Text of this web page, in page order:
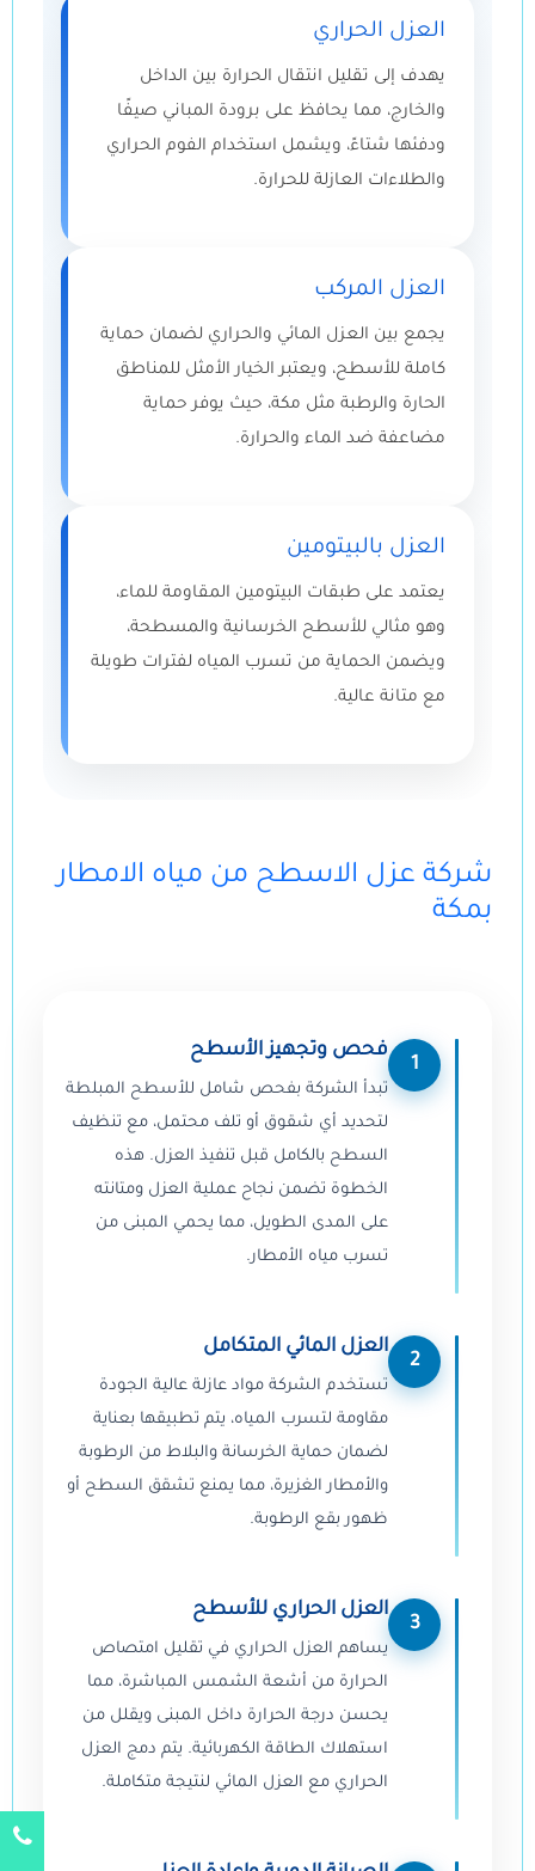
العزل الحراري
يهدف إلى تقليل انتقال الحرارة بين الداخل
والخارج، مما يحافظ على برودة المباني صيفًا
ودفئها شتاءً، ويشمل استخدام الفوم الحراري
والطلاءات العازلة للحرارة.
العزل المركب
يجمع بين العزل المائي والحراري لضمان حماية
كاملة للأسطح، ويعتبر الخيار الأمثل للمناطق
الحارة والرطبة مثل مكة، حيث يوفر حماية
مضاعفة ضد الماء والحرارة.
العزل بالبيتومين
يعتمد على طبقات البيتومين المقاومة للماء،
وهو مثالي للأسطح الخرسانية والمسطحة،
ويضمن الحماية من تسرب المياه لفترات طويلة
مع متانة عالية.
شركة عزل الاسطح من مياه الامطار
بمكة
1
فحص وتجهيز الأسطح
تبدأ الشركة بفحص شامل للأسطح المبلطة
لتحديد أي شقوق أو تلف محتمل، مع تنظيف
السطح بالكامل قبل تنفيذ العزل. هذه
الخطوة تضمن نجاح عملية العزل ومتانته
على المدى الطويل، مما يحمي المبنى من
تسرب مياه الأمطار.
2
العزل المائي المتكامل
تستخدم الشركة مواد عازلة عالية الجودة
مقاومة لتسرب المياه، يتم تطبيقها بعناية
لضمان حماية الخرسانة والبلاط من الرطوبة
والأمطار الغزيرة، مما يمنع تشقق السطح أو
ظهور بقع الرطوبة.
3
العزل الحراري للأسطح
يساهم العزل الحراري في تقليل امتصاص
الحرارة من أشعة الشمس المباشرة، مما
يحسن درجة الحرارة داخل المبنى ويقلل من
استهلاك الطاقة الكهربائية. يتم دمج العزل
الحراري مع العزل المائي لنتيجة متكاملة.